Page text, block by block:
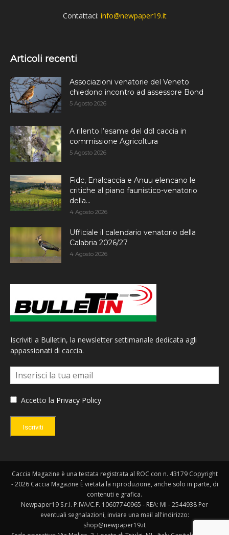
Contattaci: info@newpaper19.it
Articoli recenti
Associazioni venatorie del Veneto
chiedono incontro ad assessore Bond
5 Agosto 2026
A rilento l’esame del ddl caccia in
commissione Agricoltura
5 Agosto 2026
Fidc, Enalcaccia e Anuu elencano le
critiche al piano faunistico-venatorio
della...
4 Agosto 2026
Ufficiale il calendario venatorio della
Calabria 2026/27
4 Agosto 2026
Iscriviti a BulletIn, la newsletter settimanale dedicata agli
appassionati di caccia.
Accetto la Privacy Policy
Iscriviti
Caccia Magazine è una testata registrata al ROC con n. 43179 Copyright
- 2026 Caccia Magazine È vietata la riproduzione, anche solo in parte, di
contenuti e grafica.
Newpaper19 S.r.l. P.IVA/C.F. 10607740965 - REA: MI - 2544938 Per
eventuali segnalazioni, inviare una mail all'indirizzo:
shop@newpaper19.it